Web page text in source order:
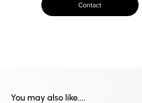
Contact
You may also like....